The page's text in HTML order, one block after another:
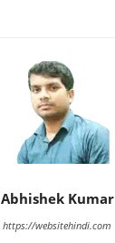
Abhishek Kumar
https://websitehindi.com